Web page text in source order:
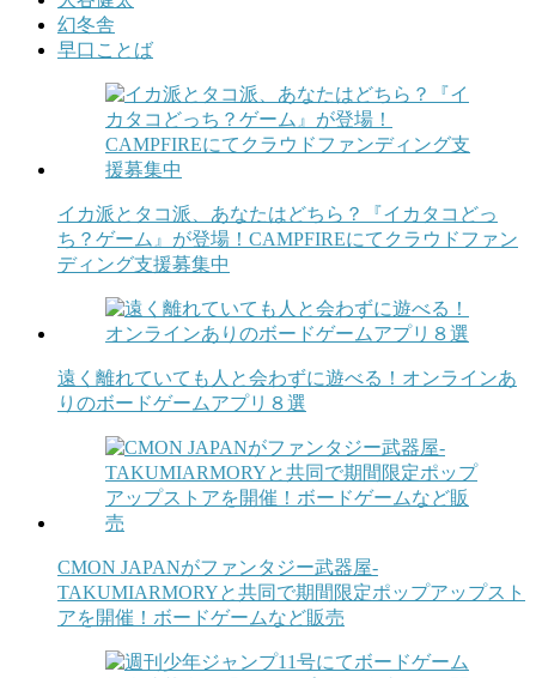
幻冬舎
早口ことば
イカ派とタコ派、あなたはどちら？『イカタコどっ
ち？ゲーム』が登場！CAMPFIREにてクラウドファン
ディング支援募集中
遠く離れていても人と会わずに遊べる！オンラインあ
りのボードゲームアプリ８選
CMON JAPANがファンタジー武器屋-
TAKUMIARMORYと共同で期間限定ポップアップスト
アを開催！ボードゲームなど販売